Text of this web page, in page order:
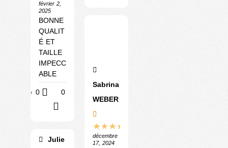
février 2,
2025
BONNE
QUALIT
É ET
TAILLE
IMPECC
ABLE
Utile 0 0
Julie
Sabrina
WEBER
décembre
17, 2024